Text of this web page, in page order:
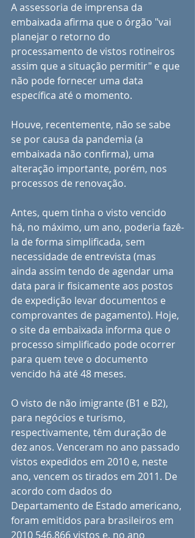
A assessoria de imprensa da
embaixada afirma que o órgão "vai
planejar o retorno do
processamento de vistos rotineiros
assim que a situação permitir" e que
não pode fornecer uma data
específica até o momento.
Houve, recentemente, não se sabe
se por causa da pandemia (a
embaixada não confirma), uma
alteração importante, porém, nos
processos de renovação.
Antes, quem tinha o visto vencido
há, no máximo, um ano, poderia fazê-
la de forma simplificada, sem
necessidade de entrevista (mas
ainda assim tendo de agendar uma
data para ir fisicamente aos postos
de expedição levar documentos e
comprovantes de pagamento). Hoje,
o site da embaixada informa que o
processo simplificado pode ocorrer
para quem teve o documento
vencido há até 48 meses.
O visto de não imigrante (B1 e B2),
para negócios e turismo,
respectivamente, têm duração de
dez anos. Venceram no ano passado
vistos expedidos em 2010 e, neste
ano, vencem os tirados em 2011. De
acordo com dados do
Departamento de Estado americano,
foram emitidos para brasileiros em
2010 546.866 vistos e, no ano